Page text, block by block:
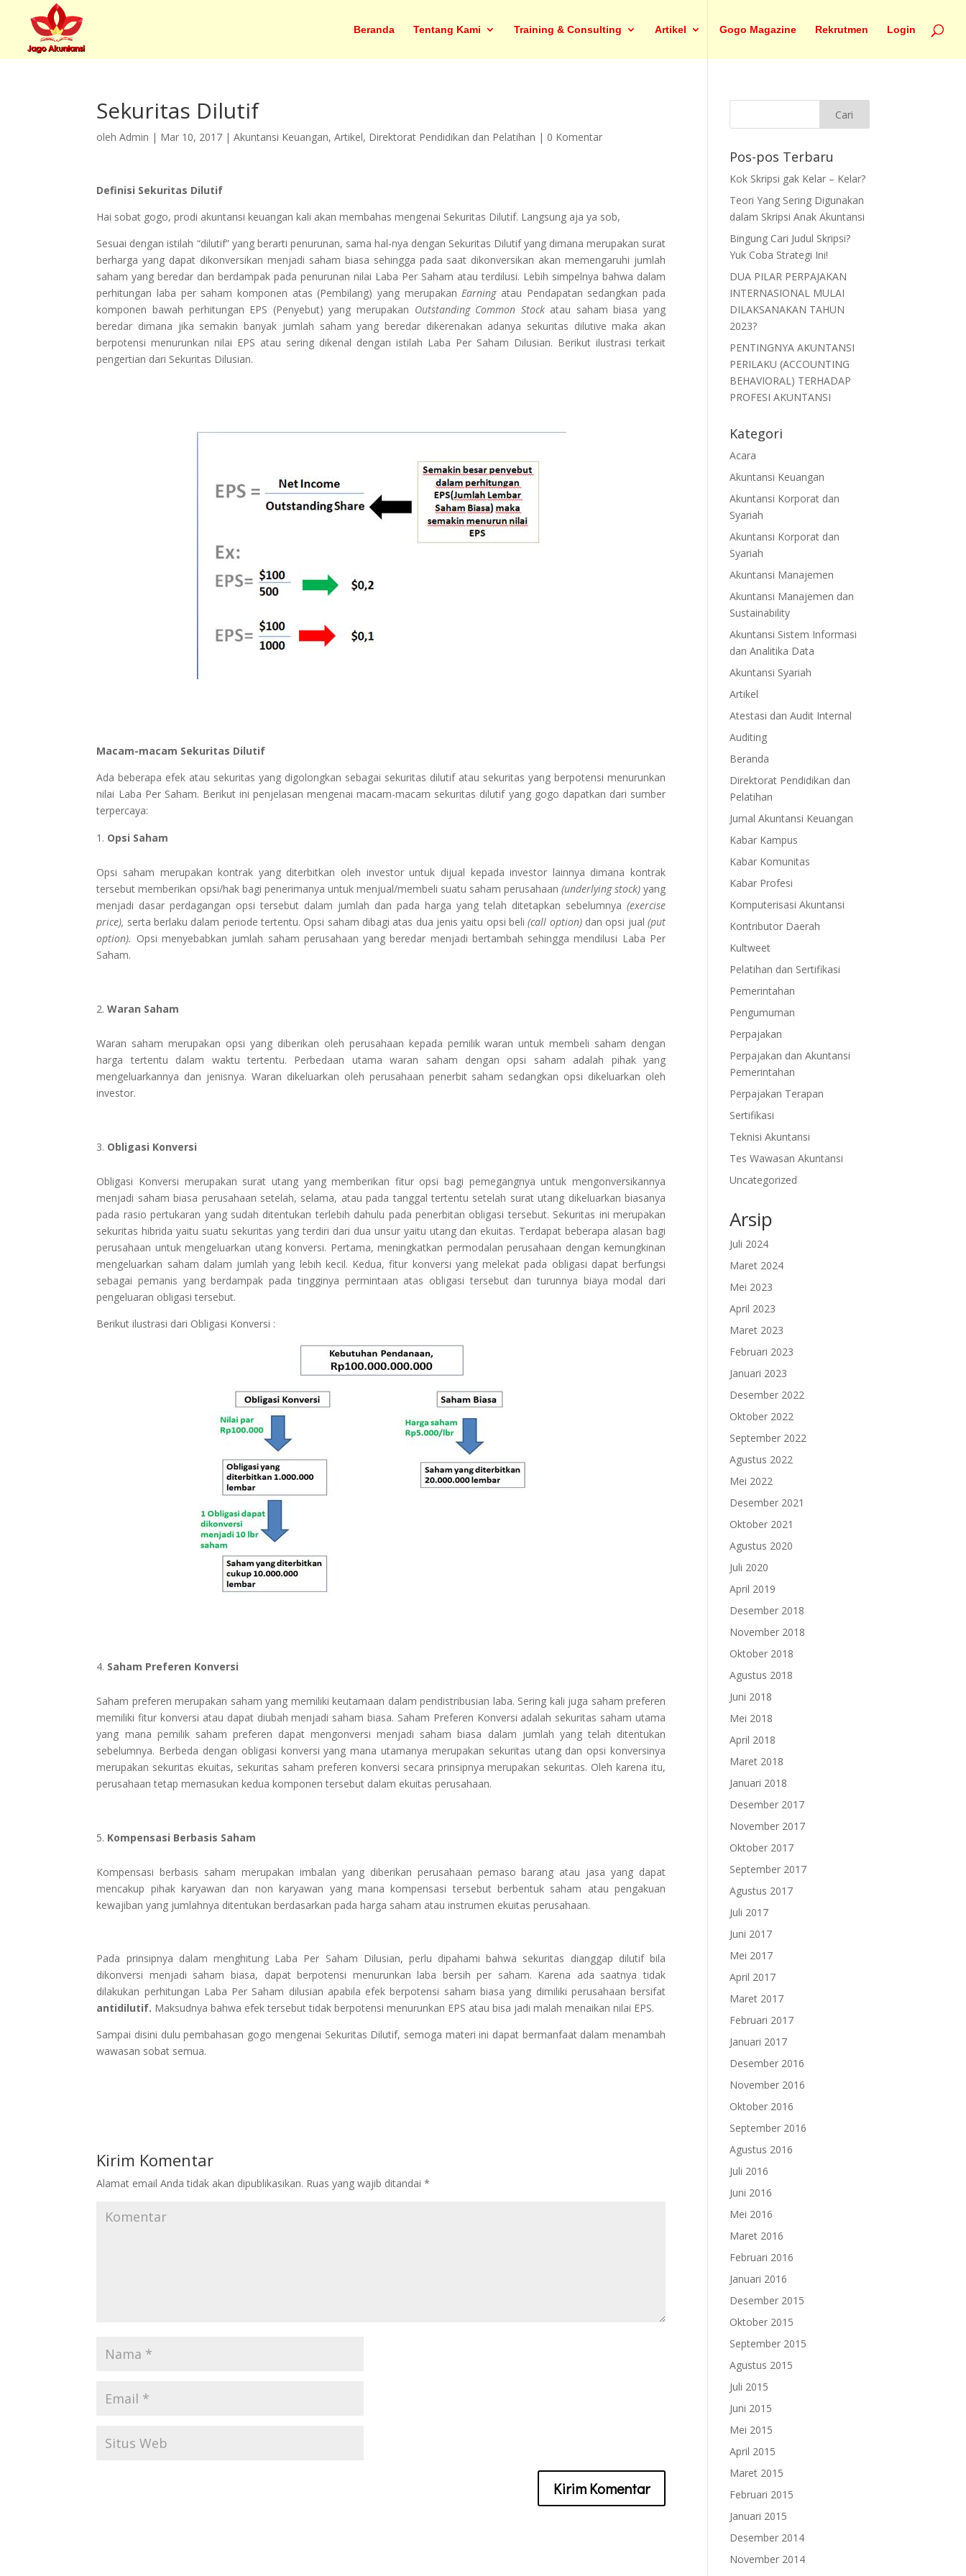
Beranda Tentang Kami Training & Consulting Artikel Gogo Magazine Rekrutmen Login
Sekuritas Dilutif
olehAdmin | Mar 10, 2017 |Akuntansi Keuangan,Artikel, Direktorat Pendidikan dan Pelatihan | 0 Komentar
Definisi Sekuritas Dilutif
Hai sobat gogo, prodi akuntansi keuangan kali akan membahas mengenai Sekuritas Dilutif. Langsung aja ya sob,
Sesuai dengan istilah “dilutif” yang berarti penurunan, sama hal-nya dengan Sekuritas Dilutif yang dimana merupakan surat
berharga yang dapat dikonversikan menjadi saham biasa sehingga pada saat dikonversikan akan memengaruhi jumlah
saham yang beredar dan berdampak pada penurunan nilai Laba Per Saham atau terdilusi. Lebih simpelnya bahwa dalam
perhitungan laba per saham komponen atas (Pembilang) yang merupakanEarning atau Pendapatan sedangkan pada
komponen bawah perhitungan EPS (Penyebut) yang merupakan Outstanding Common Stock atau saham biasa yang
beredar dimana jika semakin banyak jumlah saham yang beredar dikerenakan adanya sekuritas dilutive maka akan
berpotensi menurunkan nilai EPS atau sering dikenal dengan istilah Laba Per Saham Dilusian. Berikut ilustrasi terkait
pengertian dari Sekuritas Dilusian.
Macam-macam Sekuritas Dilutif
Ada beberapa efek atau sekuritas yang digolongkan sebagai sekuritas dilutif atau sekuritas yang berpotensi menurunkan
nilai Laba Per Saham. Berikut ini penjelasan mengenai macam-macam sekuritas dilutif yang gogo dapatkan dari sumber
terpercaya:
Opsi Saham
Opsi saham merupakan kontrak yang diterbitkan oleh investor untuk dijual kepada investor lainnya dimana kontrak
tersebut memberikan opsi/hak bagi penerimanya untuk menjual/membeli suatu saham perusahaan (underlying stock)yang
menjadi dasar perdagangan opsi tersebut dalam jumlah dan pada harga yang telah ditetapkan sebelumnya(exercise
price), serta berlaku dalam periode tertentu. Opsi saham dibagi atas dua jenis yaitu opsi beli(call option) dan opsi jual(put
option). Opsi menyebabkan jumlah saham perusahaan yang beredar menjadi bertambah sehingga mendilusi Laba Per
Saham.
Waran Saham
Waran saham merupakan opsi yang diberikan oleh perusahaan kepada pemilik waran untuk membeli saham dengan
harga tertentu dalam waktu tertentu. Perbedaan utama waran saham dengan opsi saham adalah pihak yang
mengeluarkannya dan jenisnya. Waran dikeluarkan oleh perusahaan penerbit saham sedangkan opsi dikeluarkan oleh
investor.
Obligasi Konversi
Obligasi Konversi merupakan surat utang yang memberikan fitur opsi bagi pemegangnya untuk mengonversikannya
menjadi saham biasa perusahaan setelah, selama, atau pada tanggal tertentu setelah surat utang dikeluarkan biasanya
pada rasio pertukaran yang sudah ditentukan terlebih dahulu pada penerbitan obligasi tersebut. Sekuritas ini merupakan
sekuritas hibrida yaitu suatu sekuritas yang terdiri dari dua unsur yaitu utang dan ekuitas. Terdapat beberapa alasan bagi
perusahaan untuk mengeluarkan utang konversi. Pertama, meningkatkan permodalan perusahaan dengan kemungkinan
mengeluarkan saham dalam jumlah yang lebih kecil. Kedua, fitur konversi yang melekat pada obligasi dapat berfungsi
sebagai pemanis yang berdampak pada tingginya permintaan atas obligasi tersebut dan turunnya biaya modal dari
pengeluaran obligasi tersebut.
Berikut ilustrasi dari Obligasi Konversi :
Saham Preferen Konversi
Saham preferen merupakan saham yang memiliki keutamaan dalam pendistribusian laba. Sering kali juga saham preferen
memiliki fitur konversi atau dapat diubah menjadi saham biasa. Saham Preferen Konversi adalah sekuritas saham utama
yang mana pemilik saham preferen dapat mengonversi menjadi saham biasa dalam jumlah yang telah ditentukan
sebelumnya. Berbeda dengan obligasi konversi yang mana utamanya merupakan sekuritas utang dan opsi konversinya
merupakan sekuritas ekuitas, sekuritas saham preferen konversi secara prinsipnya merupakan sekuritas. Oleh karena itu,
perusahaan tetap memasukan kedua komponen tersebut dalam ekuitas perusahaan.
Kompensasi Berbasis Saham
Kompensasi berbasis saham merupakan imbalan yang diberikan perusahaan pemaso barang atau jasa yang dapat
mencakup pihak karyawan dan non karyawan yang mana kompensasi tersebut berbentuk saham atau pengakuan
kewajiban yang jumlahnya ditentukan berdasarkan pada harga saham atau instrumen ekuitas perusahaan.
Pada prinsipnya dalam menghitung Laba Per Saham Dilusian, perlu dipahami bahwa sekuritas dianggap dilutif bila
dikonversi menjadi saham biasa, dapat berpotensi menurunkan laba bersih per saham. Karena ada saatnya tidak
dilakukan perhitungan Laba Per Saham dilusian apabila efek berpotensi saham biasa yang dimiliki perusahaan bersifat
antidilutif. Maksudnya bahwa efek tersebut tidak berpotensi menurunkan EPS atau bisa jadi malah menaikan nilai EPS.
Sampai disini dulu pembahasan gogo mengenai Sekuritas Dilutif, semoga materi ini dapat bermanfaat dalam menambah
wawasan sobat semua.
Kirim Komentar
Alamat email Anda tidak akan dipublikasikan. Ruas yang wajib ditandai*
Pos-pos Terbaru
Kok Skripsi gak Kelar – Kelar?
Teori Yang Sering Digunakan
dalam Skripsi Anak Akuntansi
Bingung Cari Judul Skripsi?
Yuk Coba Strategi Ini!
DUA PILAR PERPAJAKAN
INTERNASIONAL MULAI
DILAKSANAKAN TAHUN
2023?
PENTINGNYA AKUNTANSI
PERILAKU (ACCOUNTING
BEHAVIORAL) TERHADAP
PROFESI AKUNTANSI
Kategori
Acara
Akuntansi Keuangan
Akuntansi Korporat dan
Syariah
Akuntansi Korporat dan
Syariah
Akuntansi Manajemen
Akuntansi Manajemen dan
Sustainability
Akuntansi Sistem Informasi
dan Analitika Data
Akuntansi Syariah
Artikel
Atestasi dan Audit Internal
Auditing
Beranda
Direktorat Pendidikan dan
Pelatihan
Jurnal Akuntansi Keuangan
Kabar Kampus
Kabar Komunitas
Kabar Profesi
Komputerisasi Akuntansi
Kontributor Daerah
Kultweet
Pelatihan dan Sertifikasi
Pemerintahan
Pengumuman
Perpajakan
Perpajakan dan Akuntansi
Pemerintahan
Perpajakan Terapan
Sertifikasi
Teknisi Akuntansi
Tes Wawasan Akuntansi
Uncategorized
Arsip
Juli 2024
Maret 2024
Mei 2023
April 2023
Maret 2023
Februari 2023
Januari 2023
Desember 2022
Oktober 2022
September 2022
Agustus 2022
Mei 2022
Desember 2021
Oktober 2021
Agustus 2020
Juli 2020
April 2019
Desember 2018
November 2018
Oktober 2018
Agustus 2018
Juni 2018
Mei 2018
April 2018
Maret 2018
Januari 2018
Desember 2017
November 2017
Oktober 2017
September 2017
Agustus 2017
Juli 2017
Juni 2017
Mei 2017
April 2017
Maret 2017
Februari 2017
Januari 2017
Desember 2016
November 2016
Oktober 2016
September 2016
Agustus 2016
Juli 2016
Juni 2016
Mei 2016
Maret 2016
Februari 2016
Januari 2016
Desember 2015
Oktober 2015
September 2015
Agustus 2015
Juli 2015
Juni 2015
Mei 2015
April 2015
Maret 2015
Februari 2015
Januari 2015
Desember 2014
November 2014